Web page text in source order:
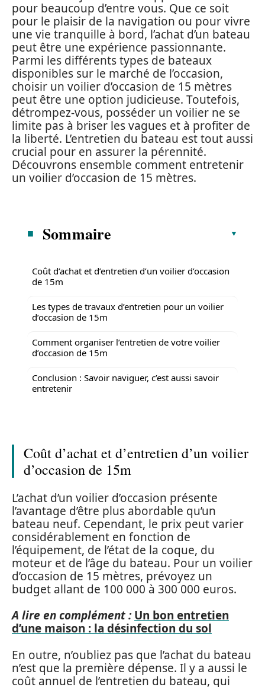
pour beaucoup d’entre vous. Que ce soit
pour le plaisir de la navigation ou pour vivre
une vie tranquille à bord, l’achat d’un bateau
peut être une expérience passionnante.
Parmi les différents types de bateaux
disponibles sur le marché de l’occasion,
choisir un voilier d’occasion de 15 mètres
peut être une option judicieuse. Toutefois,
détrompez-vous, posséder un voilier ne se
limite pas à briser les vagues et à profiter de
la liberté. L’entretien du bateau est tout aussi
crucial pour en assurer la pérennité.
Découvrons ensemble comment entretenir
un voilier d’occasion de 15 mètres.
Sommaire
Coût d’achat et d’entretien d’un voilier d’occasion
de 15m
Les types de travaux d’entretien pour un voilier
d’occasion de 15m
Comment organiser l’entretien de votre voilier
d’occasion de 15m
Conclusion : Savoir naviguer, c’est aussi savoir
entretenir
Coût d’achat et d’entretien d’un voilier
d’occasion de 15m
L’achat d’un voilier d’occasion présente
l’avantage d’être plus abordable qu’un
bateau neuf. Cependant, le prix peut varier
considérablement en fonction de
l’équipement, de l’état de la coque, du
moteur et de l’âge du bateau. Pour un voilier
d’occasion de 15 mètres, prévoyez un
budget allant de 100 000 à 300 000 euros.
A lire en complément : Un bon entretien
d’une maison : la désinfection du sol
En outre, n’oubliez pas que l’achat du bateau
n’est que la première dépense. Il y a aussi le
coût annuel de l’entretien du bateau, qui